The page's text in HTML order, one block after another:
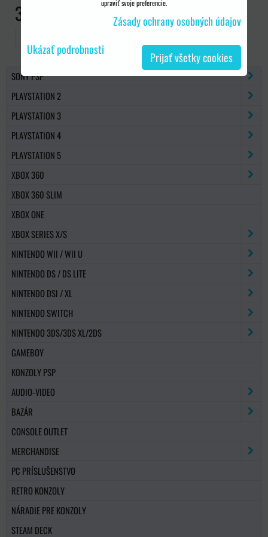
3,70 €
SONY PSP
PLAYSTATION 2
PLAYSTATION 3
PLAYSTATION 4
PLAYSTATION 5
XBOX 360
XBOX 360 SLIM
XBOX ONE
XBOX SERIES X/S
NINTENDO WII / WII U
NINTENDO DS / DS LITE
NINTENDO DSI / XL
NINTENDO SWITCH
NINTENDO 3DS/3DS XL/2DS
GAMEBOY
KONZOLY PSP
AUDIO-VIDEO
BAZÁR
CONSOLE OUTLET
MERCHANDISE
PC PRÍSLUŠENSTVO
RETRO KONZOLY
NÁRADIE PRE KONZOLY
STEAM DECK
upraviť svoje preferencie.
Zásady ochrany osobných údajov
Ukázať podrobnosti
Prijať všetky cookies